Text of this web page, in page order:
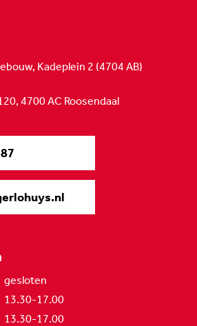
Kadeplein 2 (4704 AB)
4700 AC Roosendaal
gesloten
13.30-17.00
13.30-17.00